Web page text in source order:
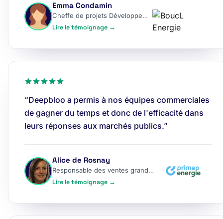
Emma Condamin
Cheffe de projets Développement
Lire le témoignage →
“Deepbloo a permis à nos équipes commerciales
de gagner du temps et donc de l'efficacité dans
leurs réponses aux marchés publics.”
Alice de Rosnay
Responsable des ventes grands comptes
Lire le témoignage →